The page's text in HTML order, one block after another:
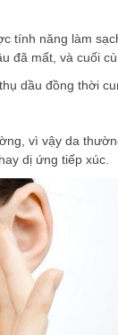
tính năng làm
đã mất, và cuối
dầu đồng thời
vì vậy da
dị ứng tiếp xúc.